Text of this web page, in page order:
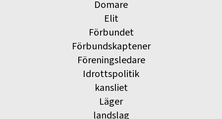
Domare
Elit
Förbundet
Förbundskaptener
Föreningsledare
Idrottspolitik
kansliet
Läger
landslag